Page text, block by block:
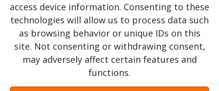
access device information. Consenting to these
technologies will allow us to process data such
as browsing behavior or unique IDs on this
site. Not consenting or withdrawing consent,
may adversely affect certain features and
functions.
Urlaub in Rumänien オン 16 10月 2023
ペレス城｜プラホヴァ県｜シナイア市近郊
203 今すぐ読む ...